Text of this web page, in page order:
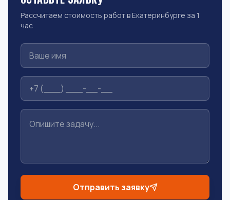
Рассчитаем стоимость работ в Екатеринбурге за 1
час
Отправить заявку